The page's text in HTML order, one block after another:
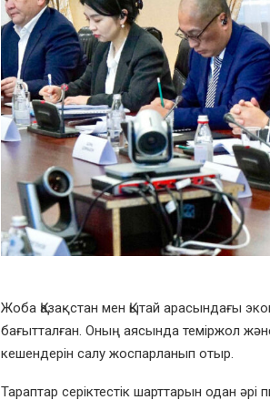
Жоба Қазақстан мен Қытай арасындағы
бағытталған. Оның аясында теміржол
кешендерін салу жоспарланып отыр.
Тараптар серіктестік шарттарын одан